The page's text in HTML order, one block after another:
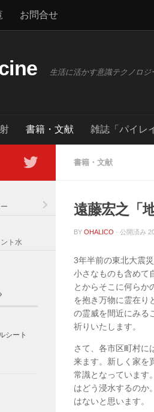
お問合せ
生活に活かす意識テクノロジ
書籍・文献 雑誌「パイレ
書籍・文献
遠藤宏之「
BY OHALICO · 公開済み
3年半前の東北大震
小さなものも含めて
とからそこに何らか
を抱き万物に霊在り
の霊威を間近にみる
祈りいたします。
さて、各市区町村に
来ます。新しく家を
常識となっています
はどう浸水するのか
はないと思います。
ト水
シート